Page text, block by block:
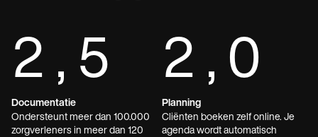
2,5
Documentatie
Ondersteunt meer dan 100.000
zorgverleners in meer dan 120
2,0
Planning
Cliënten boeken zelf online. Je
agenda wordt automatisch